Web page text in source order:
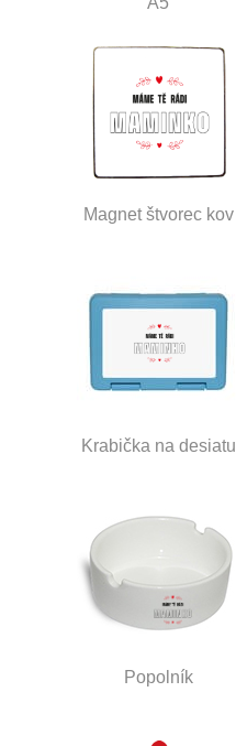
Magnet štvorec kov
Krabička na desiatu
Popolník